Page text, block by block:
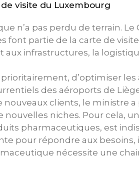
visite du Luxembourg
n’a pas perdu de terrain. Le
font partie de la carte de
aux infrastructures, la
d’optimiser
des aéroports de
clients, le ministre a
niches. Pour cela,
pharmaceutiques, est
pour répondre aux besoins,
nécessite une